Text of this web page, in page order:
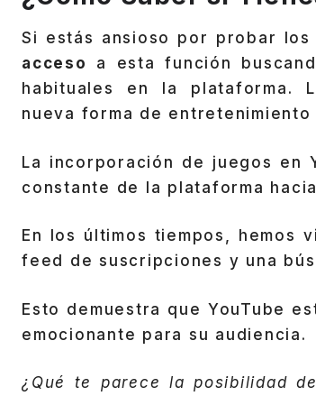
Si estás ansioso por probar
acceso
a esta función
habituales en la plataforma.
nueva forma de
La incorporación de juegos en
constante de la plataforma
En los últimos tiempos, hemos
feed de suscripciones y una
Esto demuestra que YouTube
emocionante para su audiencia.
¿Qué te parece la posibilidad